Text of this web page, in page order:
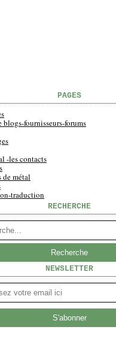
PAGES
blogs-fournisseurs-forums
-les contacts
de métal
traduction
RECHERCHE
NEWSLETTER